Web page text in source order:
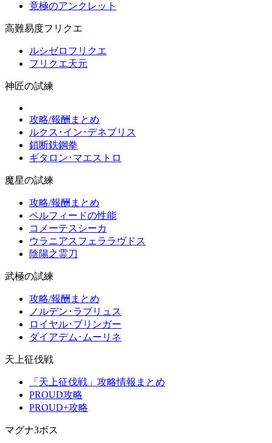
竟極のアンクレット
高難易度フリクエ
ルシゼロフリクエ
フリクエ天元
神匠の試練
攻略/報酬まとめ
ルクス･イン･デネブリス
鎖断鉄鋼拳
ギタロン･マエストロ
魔星の試練
攻略/報酬まとめ
ペルフィードの性能
コメーテスシーカ
ウラニアスフェララヴドス
陰陽之霊刀
武極の試練
攻略/報酬まとめ
ノルデン･ラブリュス
ロイヤル･ブリンガー
ダイアデム･ムーリネ
天上征伐戦
「天上征伐戦」攻略情報まとめ
PROUD攻略
PROUD+攻略
マグナ3ボス